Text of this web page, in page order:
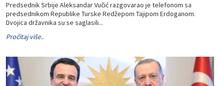
Predsednik Srbije Aleksandar Vučić razgovarao je telefonom sa
predsednikom Republike Turske Redžepom Tajipom Erdoganom.
Dvojica državnika su se saglasili...
Pročitaj više..